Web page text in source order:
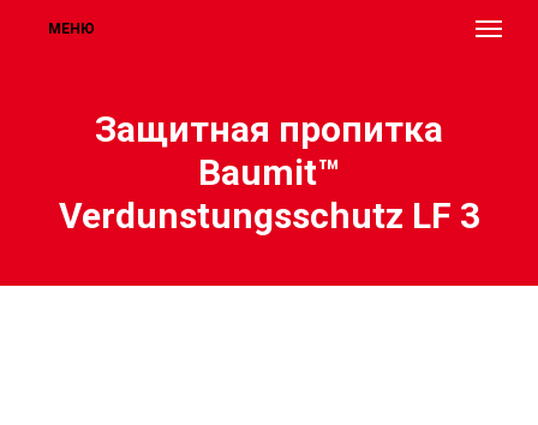
МЕНЮ
Защитная пропитка
Baumit™
Verdunstungsschutz LF 3